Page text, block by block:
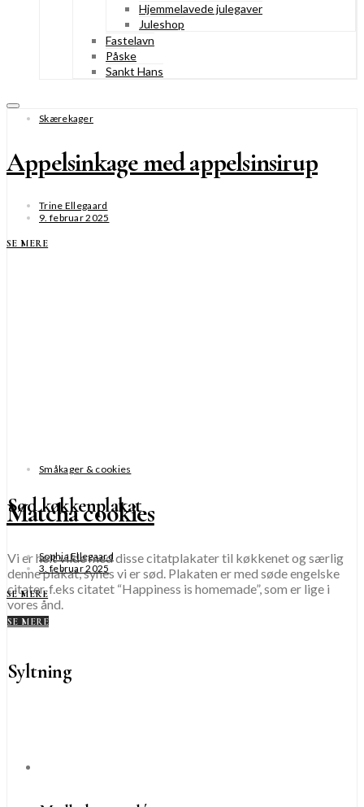
Hjemmelavede julegaver
Juleshop
Fastelavn
Påske
Sankt Hans
Sød køkkenplakat
Vi er helt vilde med disse citatplakater til køkkenet og særlig
denne plakat, synes vi er sød. Plakaten er med søde engelske
citater, f.eks citatet “Happiness is homemade”, som er lige i
vores ånd.
SE MERE
Syltning
Skærekager
Appelsinkage med appelsinsirup
Trine Ellegaard
9. februar 2025
SE MERE
Småkager & cookies
Matcha cookies
Sophia Ellegaard
3. februar 2025
SE MERE